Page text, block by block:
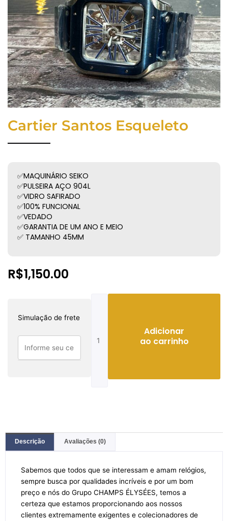
Cartier Santos Esqueleto
✅MAQUINÁRIO SEIKO
✅PULSEIRA AÇO 904L
✅VIDRO SAFIRADO
✅100% FUNCIONAL
✅VEDADO
✅GARANTIA DE UM ANO E MEIO
✅ TAMANHO 45MM
R$1,150.00
Simulação de frete
Adicionar
ao carrinho
Descrição Avaliações (0)
Sabemos que todos que se interessam e amam relógios,
sempre busca por qualidades incríveis e por um bom
preço e nós do Grupo CHAMPS ÉLYSÉES, temos a
certeza que estamos proporcionando aos nossos
clientes extremamente exigentes e colecionadores de